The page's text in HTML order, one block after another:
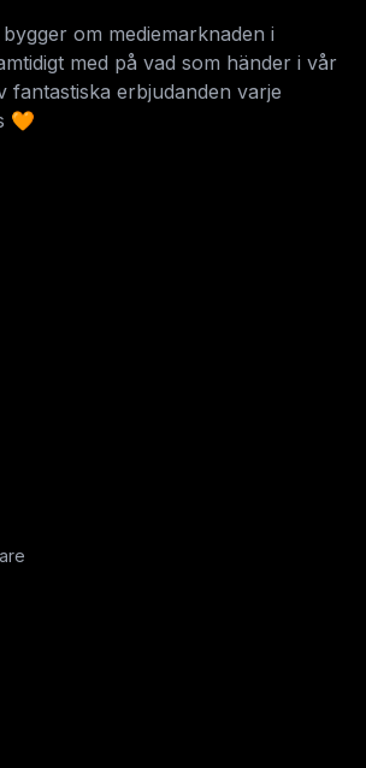
om mediemarknaden i
med på vad som händer i vår
fantastiska erbjudanden varje
🧡